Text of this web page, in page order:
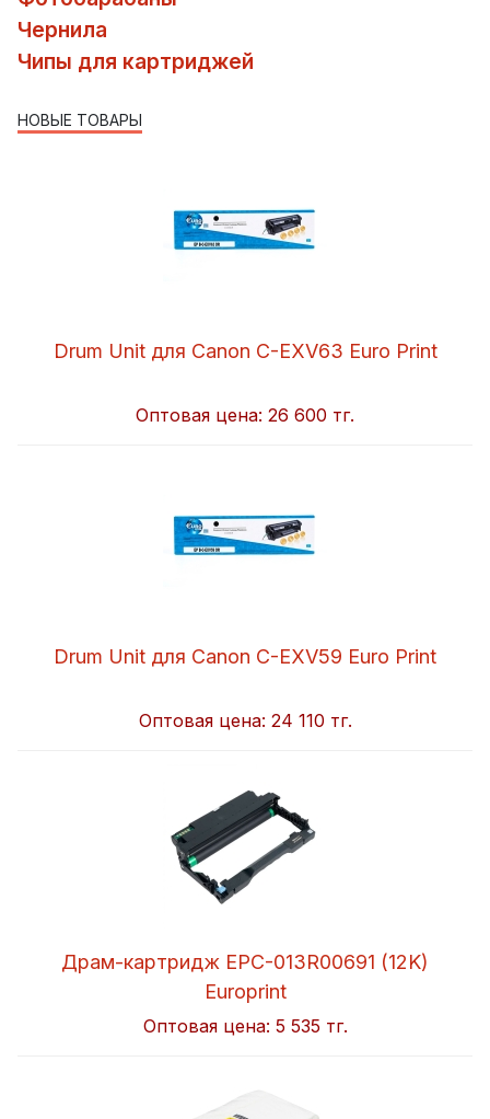
Чернила
Чипы для картриджей
НОВЫЕ ТОВАРЫ
Drum Unit для Canon C-EXV63 Euro Print
Оптовая цена: 26 600 тг.
Drum Unit для Canon C-EXV59 Euro Print
Оптовая цена: 24 110 тг.
Драм-картридж EPC-013R00691 (12K)
Europrint
Оптовая цена: 5 535 тг.